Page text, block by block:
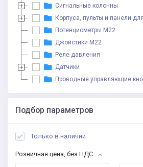
Сигнальные колонны
Корпуса, пульты и панели
Потенциометры M22
Джойстики М22
Реле давления
Датчики
Проводные управляющие
Подбор параметров
Только в наличии
Розничная цена, без НДС